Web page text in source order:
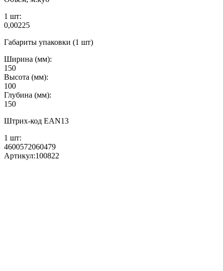
1 шт:
0,00225
Габариты упаковки (1 шт)
Ширина (мм):
150
Высота (мм):
100
Глубина (мм):
150
Штрих-код EAN13
1 шт:
4600572060479
Артикул:100822